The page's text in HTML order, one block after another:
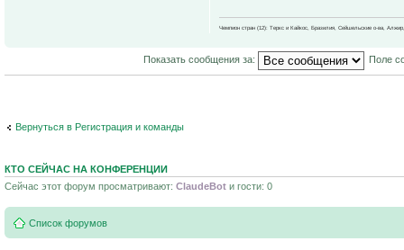
Чемпион стран (12): Теркс и Кайкос, Бразилия, Сейшельские о-ва,
Показать сообщения за: Поле
Вернуться в Регистрация и команды
КТО СЕЙЧАС НА КОНФЕРЕНЦИИ
Сейчас этот форум просматривают: ClaudeBot и гости: 0
Список форумов